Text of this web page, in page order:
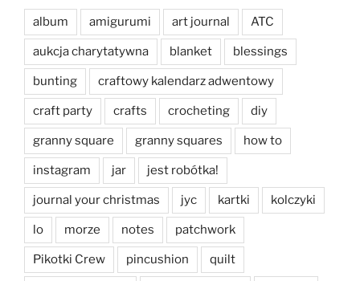
album amigurumi art journal ATC
aukcja charytatywna blanket blessings
bunting craftowy kalendarz adwentowy
craft party crafts crocheting diy
granny square granny squares how to
instagram jar jest robótka!
journal your christmas jyc kartki kolczyki
lo morze notes patchwork
Pikotki Crew pincushion quilt